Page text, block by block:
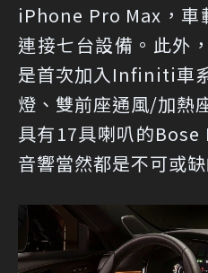
iPhone Pro Max，車
連接七台設備。此外
是首次加入Infiniti車
燈、雙前座通風/加熱
具有17具喇叭的
音響當然都是不可或